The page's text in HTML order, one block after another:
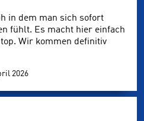
in dem man sich sofort
fühlt. Es macht hier einfach
Wir kommen definitiv
2026